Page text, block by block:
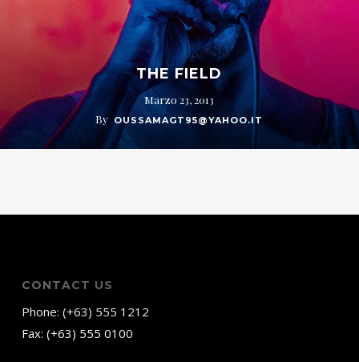
THE FIELD
Marzo 23, 2013
By OUSSAMAGT95@YAHOO.IT
CONTACT US
Phone: (+63) 555 1212
Fax: (+63) 555 0100